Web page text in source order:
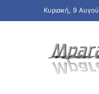
Κυριακή, 9